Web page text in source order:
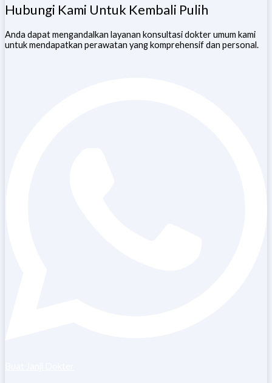
Hubungi Kami Untuk Kembali Pulih
Anda dapat mengandalkan layanan konsultasi dokter umum kami
untuk mendapatkan perawatan yang komprehensif dan personal.